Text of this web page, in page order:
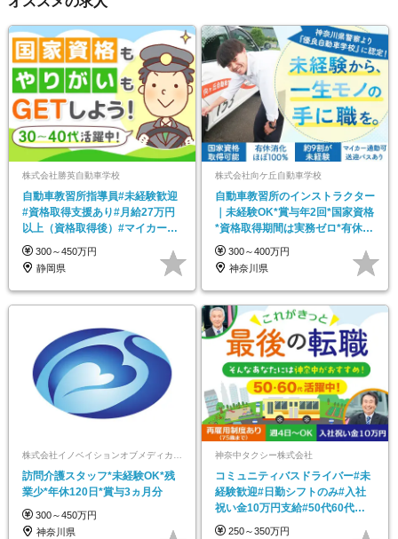
株式会社勝英自動車学校
自動車教習所指導員#未経験歓迎
#資格取得支援あり#月給27万円
以上（資格取得後）#マイカー通
勤OK#転勤なし
300～450万円
静岡県
株式会社向ケ丘自動車学校
自動車教習所のインストラクター
｜未経験OK*賞与年2回*国家資格
*資格取得期間は実務ゼロ*有休取
得ほぼ100％
300～400万円
神奈川県
訪問介護スタッフ*未経験OK*残
業少*年休120日*賞与3ヵ月分
300～450万円
神奈川県
神奈中タクシー株式会社
コミュニティバスドライバー#未
経験歓迎#日勤シフトのみ#入社
祝い金10万円支給#50代60代活
躍中#車通勤OK
250～350万円